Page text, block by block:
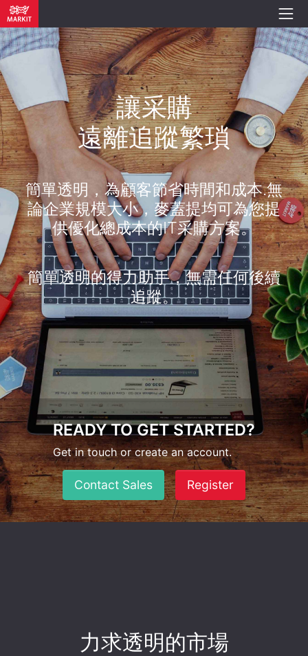
讓采購
遠離追蹤繁瑣
簡單透明，為顧客節省時間和成本.無
論企業規模大小，麥蓋提均可為您提
供優化總成本的IT采購方案。
簡單透明的得力助手，無需任何後續
追蹤。
READY TO GET STARTED?
Get in touch or create an account.
Contact Sales Register
力求透明的市場